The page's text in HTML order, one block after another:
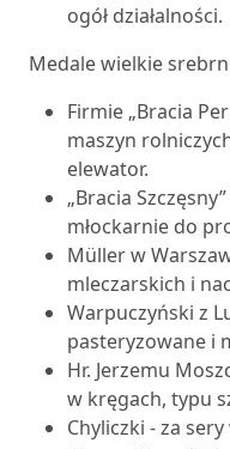
ogół działalności.
Medale wielkie
Firmie „Bracia
maszyn
elewator.
„Bracia
młockarnie do
Müller w
mleczarskich i
Warpuczyński z
pasteryzowane i
Hr. Jerzemu
w kręgach, typu
Chyliczki - za